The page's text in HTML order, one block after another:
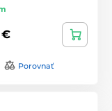
€
Porovnať